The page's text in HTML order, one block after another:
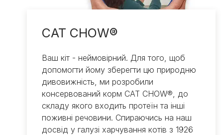
CAT CHOW®
Ваш кіт - неймовірний. Для того, щоб
допомогти йому зберегти цю природню
дивовижність, ми розробили
консервований корм CAT CHOW®, до
складу якого входить протеїн та інші
поживні речовини. Спираючись на наш
досвід у галузі харчування котів з 1926